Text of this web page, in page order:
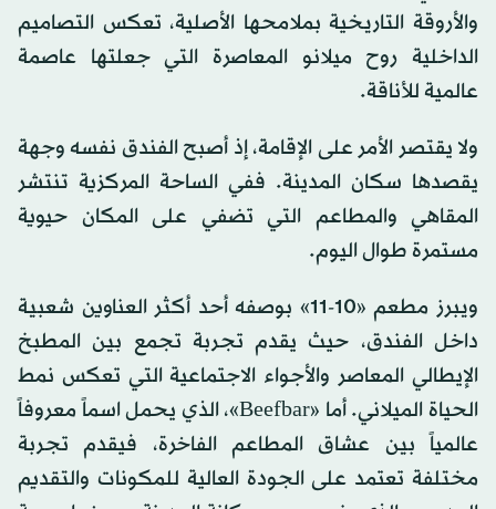
والأروقة التاريخية بملامحها الأصلية، تعكس التصاميم
الداخلية روح ميلانو المعاصرة التي جعلتها عاصمة
عالمية للأناقة.
ولا يقتصر الأمر على الإقامة، إذ أصبح الفندق نفسه وجهة
يقصدها سكان المدينة. ففي الساحة المركزية تنتشر
المقاهي والمطاعم التي تضفي على المكان حيوية
مستمرة طوال اليوم.
ويبرز مطعم «10-11» بوصفه أحد أكثر العناوين شعبية
داخل الفندق، حيث يقدم تجربة تجمع بين المطبخ
الإيطالي المعاصر والأجواء الاجتماعية التي تعكس نمط
الحياة الميلاني. أما «Beefbar»، الذي يحمل اسماً معروفاً
عالمياً بين عشاق المطاعم الفاخرة، فيقدم تجربة
مختلفة تعتمد على الجودة العالية للمكونات والتقديم